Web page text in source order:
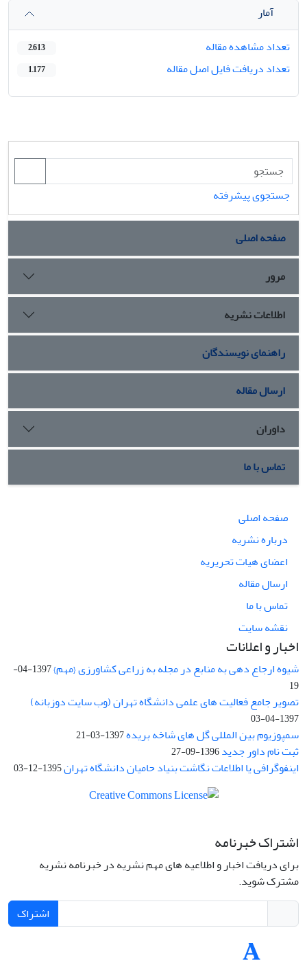
آمار
تعداد مشاهده مقاله
2,613
تعداد دریافت فایل اصل مقاله 1,177
جستجوی پیشرفته
صفحه اصلی
مرور
اطلاعات نشریه
راهنمای نویسندگان
ارسال مقاله
داوران
تماس با ما
صفحه اصلی
درباره نشریه
اعضای هیات تحریریه
ارسال مقاله
تماس با ما
نقشه سایت
اخبار و اعلانات
شیوه ارجاع دهی به منابع در مجله به زراعی کشاورزی {مهم}
1397-04-
19
تصویر جامع فعالیت های علمی دانشگاه تهران (وب سایت دوزبانه)
1397-04-03
سمپوزیوم بین المللی گل های شاخه بریده1397-03-21
ثبت نام داور جدید1396-09-27
اینفوگرافی یا اطلاعات نگاشت بنیاد حامیان دانشگاه تهران1395-12-03
اشتراک خبرنامه
برای دریافت اخبار و اطلاعیه های مهم نشریه در خبرنامه نشریه
مشترک شوید.
اشتراک